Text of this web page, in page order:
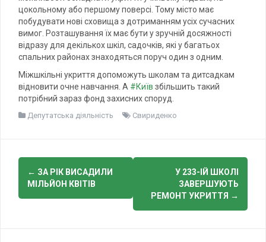
цокольному або першому поверсі. Тому місто має
побудувати нові сховища з дотриманням усіх сучасних
вимог. Розташування їх має бути у зручній досяжності
відразу для декількох шкіл, садочків, які у багатьох
спальних районах знаходяться поруч один з одним.
Міжшкільні укриття допоможуть школам та дитсадкам
відновити очне навчання. А #Київ збільшить такий
потрібний зараз фонд захисних споруд.
Депутатська діяльність Свириденко
Post
navigation
← ЗА РІК ВИСАДИЛИ
МІЛЬЙОН КВІТІВ
У 233-ІЙ ШКОЛІ
ЗАВЕРШУЮТЬ
РЕМОНТ УКРИТТЯ →